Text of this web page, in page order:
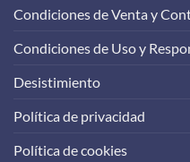
Condiciones de Venta y
Condiciones de Uso y
Desistimiento
Política de privacidad
Política de cookies